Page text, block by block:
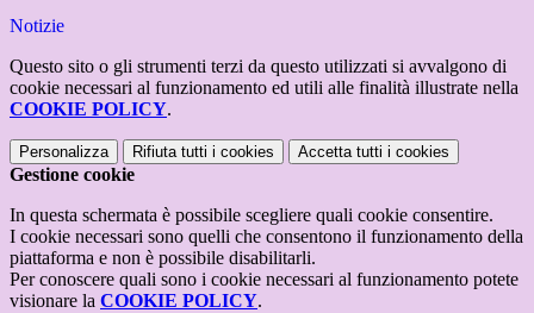
Notizie
Questo sito o gli strumenti terzi da questo utilizzati si avvalgono di
cookie necessari al funzionamento ed utili alle finalità illustrate nella
COOKIE POLICY.
Personalizza Rifiuta tutti i cookies Accetta tutti i cookies
Gestione cookie
In questa schermata è possibile scegliere quali cookie consentire.
I cookie necessari sono quelli che consentono il funzionamento della
piattaforma e non è possibile disabilitarli.
Per conoscere quali sono i cookie necessari al funzionamento potete
visionare la COOKIE POLICY.